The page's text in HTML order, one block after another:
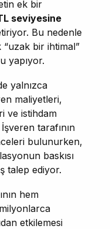
ek bir
seviyesine
Bu nedenle
“uzak bir ihtimal”
yapıyor.
yalnızca
maliyetleri,
ve istihdam
tarafının
bulunurken,
baskısı
talep ediyor.
hem
etkilemesi